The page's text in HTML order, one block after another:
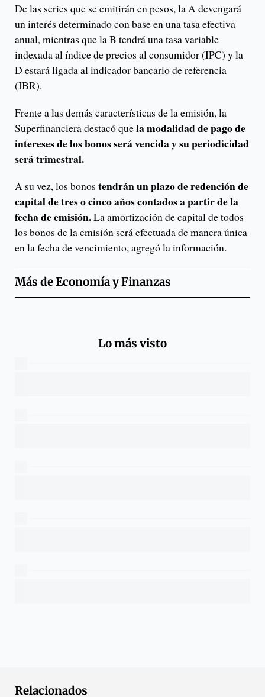
De las series que se emitirán en pesos, la A devengará
un interés determinado con base en una tasa efectiva
anual, mientras que la B tendrá una tasa variable
indexada al índice de precios al consumidor (IPC) y la
D estará ligada al indicador bancario de referencia
(IBR).
Frente a las demás características de la emisión, la
Superfinanciera destacó quela modalidad de pago de
intereses de los bonos será vencida y su periodicidad
será trimestral.
A su vez, los bonos tendrán un plazo de redención de
capital de tres o cinco años contados a partir de la
fecha de emisión.La amortización de capital de todos
los bonos de la emisión será efectuada de manera única
en la fecha de vencimiento, agregó la información.
Más deEconomía y Finanzas
Lo más visto
Relacionados